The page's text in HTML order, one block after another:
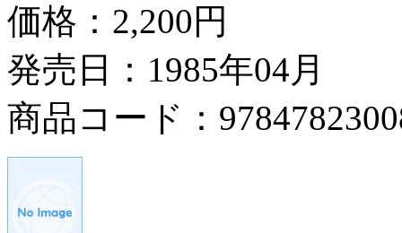
価格： 2,200円
発売日：1985年04月
商品コード：